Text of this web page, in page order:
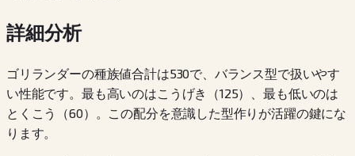
詳細分析
ゴリランダーの種族値合計は530で、バランス型で扱いやす
い性能です。最も高いのはこうげき（125）、最も低いのは
とくこう（60）。この配分を意識した型作りが活躍の鍵にな
ります。